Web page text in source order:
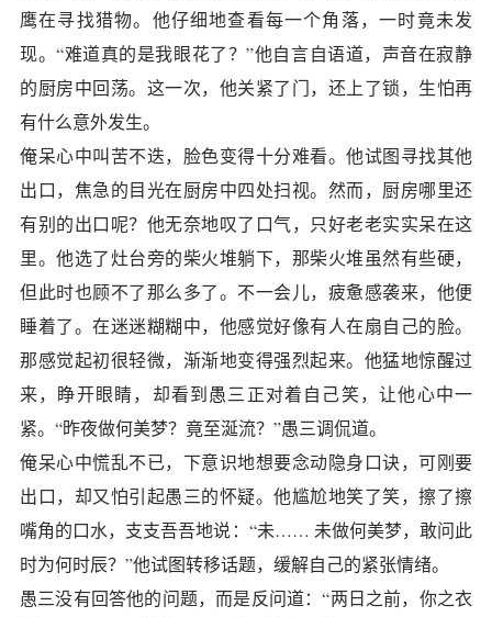
鹰在寻找猎物。他仔细地查看每一个角落，一时竟未发
现。“难道真的是我眼花了？”他自言自语道，声音在寂静
的厨房中回荡。这一次，他关紧了门，还上了锁，生怕再
有什么意外发生。
俺呆心中叫苦不迭，脸色变得十分难看。他试图寻找其他
出口，焦急的目光在厨房中四处扫视。然而，厨房哪里还
有别的出口呢？他无奈地叹了口气，只好老老实实呆在这
里。他选了灶台旁的柴火堆躺下，那柴火堆虽然有些硬，
但此时也顾不了那么多了。不一会儿，疲惫感袭来，他便
睡着了。在迷迷糊糊中，他感觉好像有人在扇自己的脸。
那感觉起初很轻微，渐渐地变得强烈起来。他猛地惊醒过
来，睁开眼睛，却看到愚三正对着自己笑，让他心中一
紧。“昨夜做何美梦？竟至涎流？”愚三调侃道。
俺呆心中慌乱不已，下意识地想要念动隐身口诀，可刚要
出口，却又怕引起愚三的怀疑。他尴尬地笑了笑，擦了擦
嘴角的口水，支支吾吾地说：“未…… 未做何美梦，敢问此
时为何时辰？”他试图转移话题，缓解自己的紧张情绪。
愚三没有回答他的问题，而是反问道：“两日之前，你之衣